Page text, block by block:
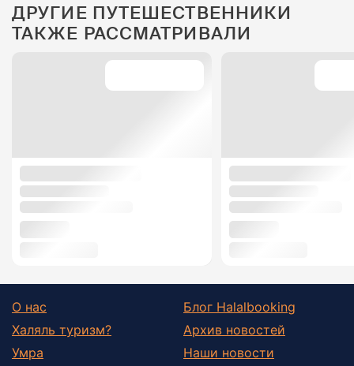
ДРУГИЕ ПУТЕШЕСТВЕННИКИ
ТАКЖЕ РАССМАТРИВАЛИ
О нас
Халяль туризм?
Умра
Блог Halalbooking
Архив новостей
Наши новости